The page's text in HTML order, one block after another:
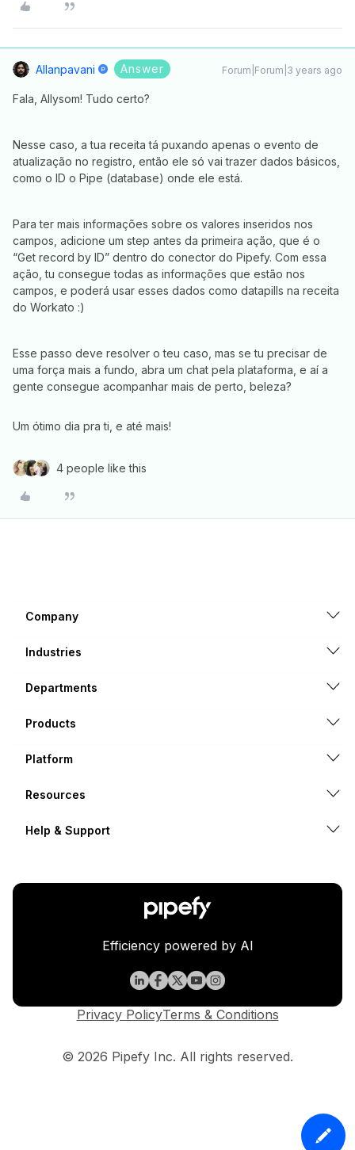
Allanpavani Answer Forum|Forum|3 years ago
Fala, Allysom! Tudo certo?
Nesse caso, a tua receita tá puxando apenas o evento de
atualização no registro, então ele só vai trazer dados básicos,
como o ID o Pipe (database) onde ele está.
Para ter mais informações sobre os valores inseridos nos
campos, adicione um step antes da primeira ação, que é o
“Get record by ID” dentro do conector do Pipefy. Com essa
ação, tu consegue todas as informações que estão nos
campos, e poderá usar esses dados como datapills na receita
do Workato :)
Esse passo deve resolver o teu caso, mas se tu precisar de
uma força mais a fundo, abra um chat pela plataforma, e aí a
gente consegue acompanhar mais de perto, beleza?
Um ótimo dia pra ti, e até mais!
4 people like this
Company
Industries
Departments
Products
Platform
Resources
Help & Support
Efficiency powered by AI
© 2026 Pipefy Inc. All rights reserved.
Privacy PolicyTerms & Conditions